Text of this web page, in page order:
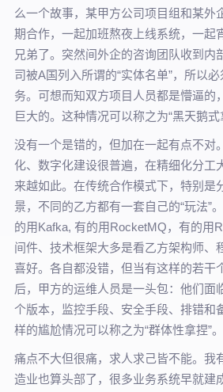
么一个故事，某甲方公司项目组和某外
期合作，一起加班熬夜上线系统，一起
兄弟了。突然间外企的咨询团队收到内
司被A国列入所谓的“实体名单”，所以
务。可想而知双方项目人员都是懵逼的
巨大的。这种情况可以称之为“黑天鹅式
没有一个是错的，但加在一起有点不对
化、数字化建设很普遍，在精细化分工
来越如此。在传统合作模式下，特别是
景，不同的乙方都有一套自己的“玩法”
的用Kafka, 有的用RocketMQ，有的用
间件、技术框架大多是看乙方架构师、
喜好。各自都没错，但当有这样的若干
后，甲方的运维人员是一头包：他们面
个版本，监控手段、安全手段、排错和
样的尴尬情况可以称之为“群体性拿捏”。
痛点不大但很痛，求人求己皆不能。我
造业也算头部了，很多业务系统早就建